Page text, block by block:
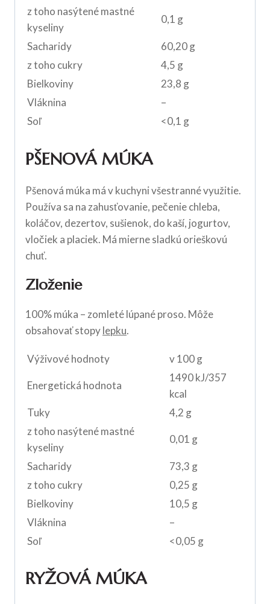
z toho nasýtené mastné
kyseliny
0,1 g
Sacharidy
60,20 g
z toho cukry
4,5 g
Bielkoviny
23,8 g
Vláknina
–
Soľ
<0,1 g
PŠENOVÁ MÚKA
Pšenová múka má v kuchyni všestranné využitie.
Používa sa na zahusťovanie, pečenie chleba,
koláčov, dezertov, sušienok, do kaší, jogurtov,
vločiek a placiek. Má mierne sladkú orieškovú
chuť.
Zloženie
100% múka – zomleté lúpané proso. Môže
obsahovať stopylepku.
Výživové hodnoty v 100 g
Energetická hodnota
1490 kJ/357
kcal
Tuky
4,2 g
z toho nasýtené mastné
kyseliny
0,01 g
Sacharidy
73,3 g
z toho cukry
0,25 g
Bielkoviny
10,5 g
Vláknina
–
Soľ
<0,05 g
RYŽOVÁ MÚKA